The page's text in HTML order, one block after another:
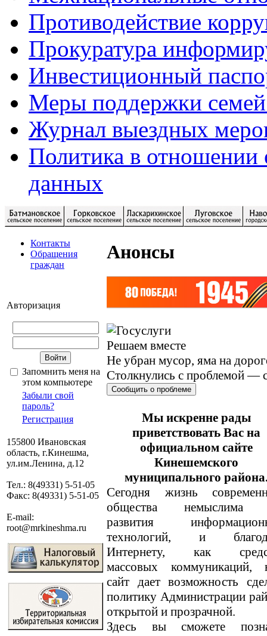
Противодействие
Прокуратура
Инвестиционный
Меры поддержки
Журнал выездных
Политика в отношении
данных
Контакты
Обращения
граждан
Авторизация
Запомнить меня на
этом компьютере
Забыли свой
пароль?
Регистрация
155800 Ивановская
область, г.Кинешма,
ул.им.Ленина, д.12
Тел.: 8(49331) 5-51-05
Факс: 8(49331) 5-51-05
E-mail:
root@mrkineshma.ru
Анонсы
Решаем вместе
Не убран мусор, яма на
Столкнулись с проблемой —
Сообщить о проблеме
Мы искренне рады
приветствовать Вас на
официальном сайте
Кинешемского
муниципального
Сегодня жизнь
общества немыслима
развития
технологий, и
Интернету, как
массовых коммуникаций,
сайт дает возможность
политику Администрации
открытой и прозрачной.
Здесь вы сможете